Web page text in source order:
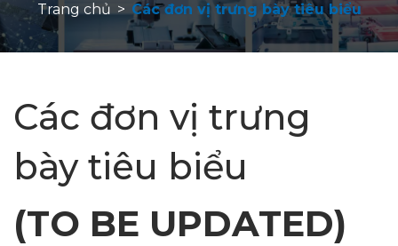
Trang chủ > Các đơn vị trưng bày tiêu biểu
Các đơn vị trưng
bày tiêu biểu
(TO BE UPDATED)